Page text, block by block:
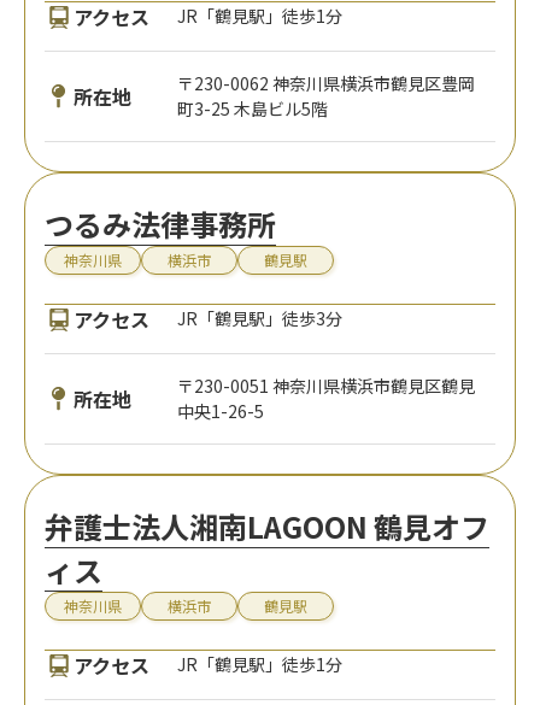
アクセス JR「鶴見駅」徒歩1分
所在地
〒230-0062 神奈川県横浜市鶴見区豊岡
町3-25 木島ビル5階
つるみ法律事務所
神奈川県 横浜市 鶴見駅
アクセス JR「鶴見駅」徒歩3分
所在地
〒230-0051 神奈川県横浜市鶴見区鶴見
中央1-26-5
弁護士法人湘南LAGOON 鶴見オフ
ィス
神奈川県 横浜市 鶴見駅
アクセス JR「鶴見駅」徒歩1分